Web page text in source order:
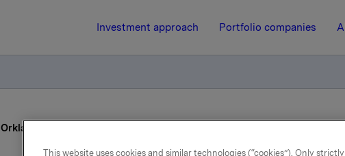
Investment approach Portfolio companies
Orkla har tegnet i fortrinnsrettsemisjonen i REC
This website uses cookies and similar technologies (“cookies”). Only